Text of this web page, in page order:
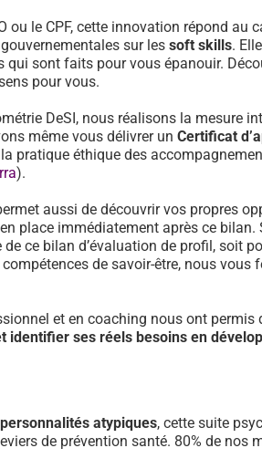
ou le CPF, cette innovation répond au
sur les soft skills.
sont faits pour vous épanouir.
pour vous.
DeSI, nous réalisons la mesure
même vous délivrer un Certificat
pratique éthique des
).
aussi de découvrir vos propres
place immédiatement après ce bilan.
ce bilan d’évaluation de profil, soit
de savoir-être, nous vous
et en coaching nous ont permis
identifier ses réels besoins en
personnalités atypiques, cette suite
de prévention santé. 80% de nos